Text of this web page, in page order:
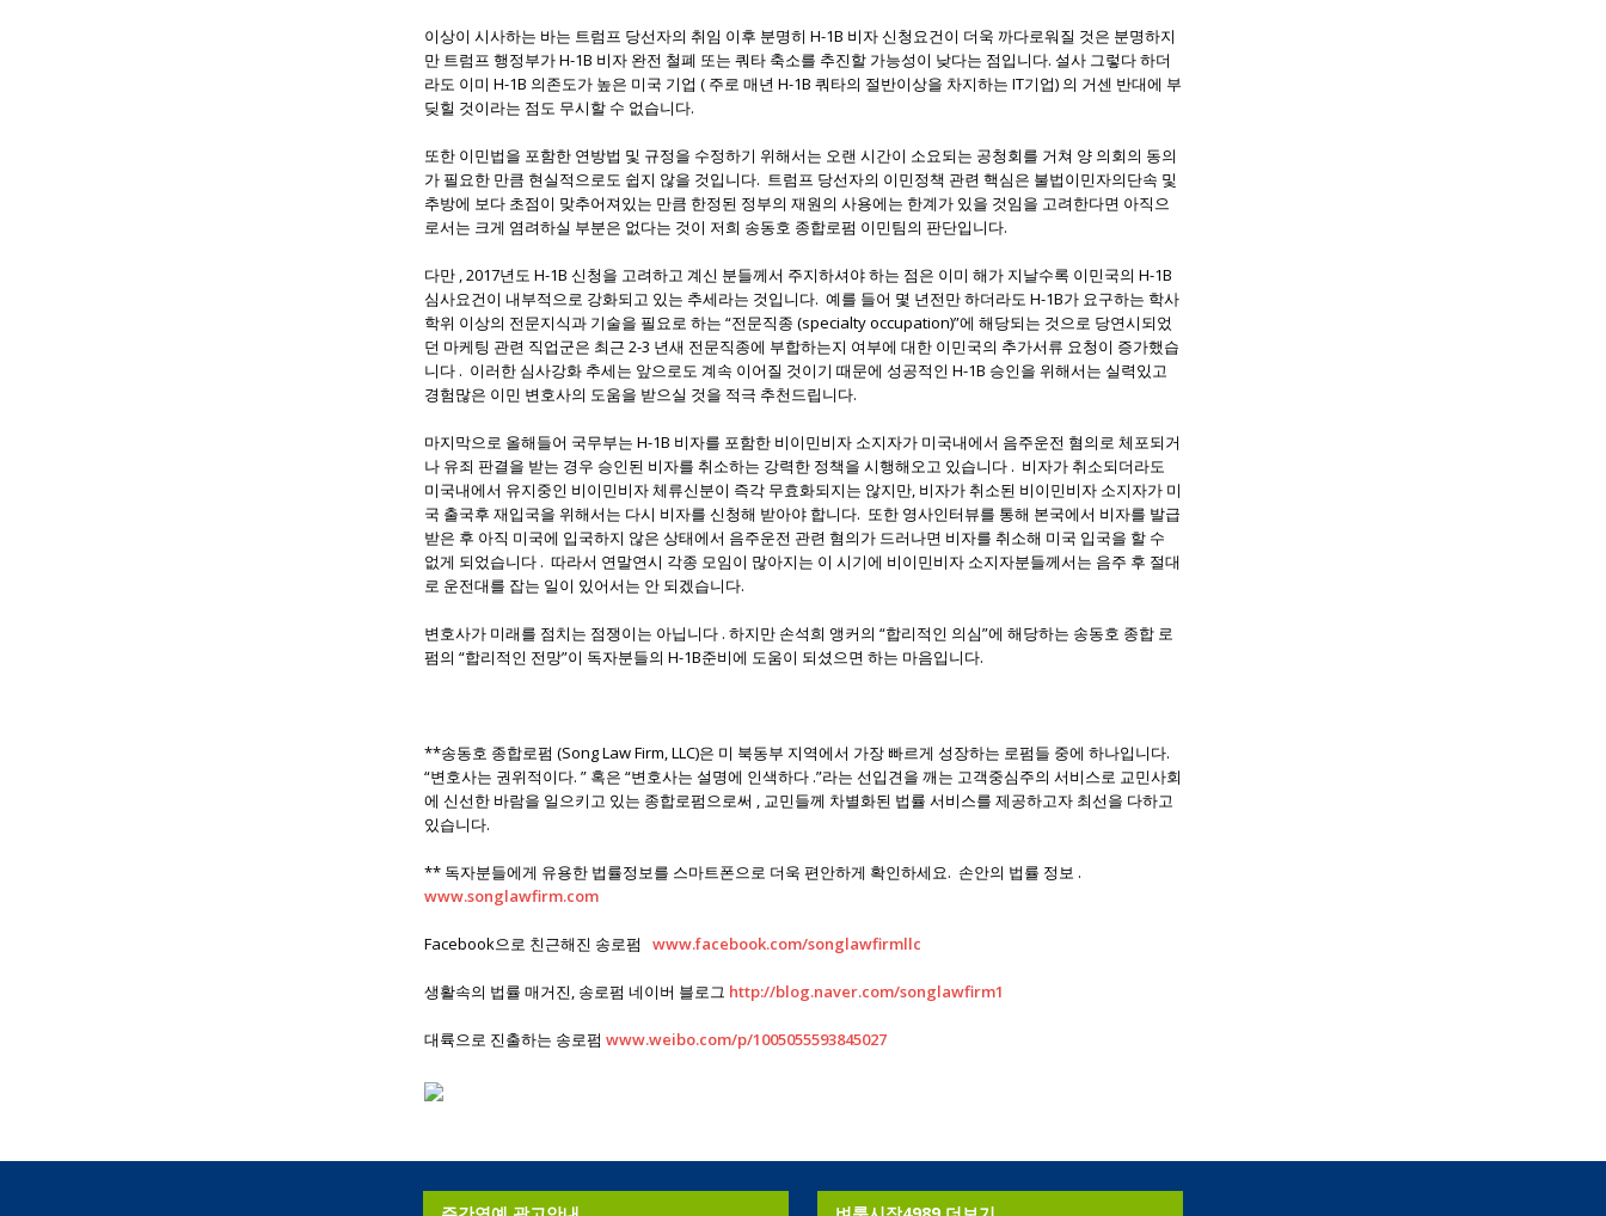
이상이 시사하는 바는 트럼프 당선자의 취임 이후 분명히 H-1B 비자 신청요건이 더욱 까다로워질 것은 분명하지
만 트럼프 행정부가 H-1B 비자 완전 철폐 또는 쿼타 축소를 추진할 가능성이 낮다는 점입니다. 설사 그렇다 하더
라도 이미 H-1B 의존도가 높은 미국 기업 ( 주로 매년 H-1B 쿼타의 절반이상을 차지하는 IT기업) 의 거센 반대에 부
딪힐 것이라는 점도 무시할 수 없습니다.
또한 이민법을 포함한 연방법 및 규정을 수정하기 위해서는 오랜 시간이 소요되는 공청회를 거쳐 양 의회의 동의
가 필요한 만큼 현실적으로도 쉽지 않을 것입니다. 트럼프 당선자의 이민정책 관련 핵심은 불법이민자의단속 및
추방에 보다 초점이 맞추어져있는 만큼 한정된 정부의 재원의 사용에는 한계가 있을 것임을 고려한다면 아직으
로서는 크게 염려하실 부분은 없다는 것이 저희 송동호 종합로펌 이민팀의 판단입니다.
다만 , 2017년도 H-1B 신청을 고려하고 계신 분들께서 주지하셔야 하는 점은 이미 해가 지날수록 이민국의 H-1B
심사요건이 내부적으로 강화되고 있는 추세라는 것입니다. 예를 들어 몇 년전만 하더라도 H-1B가 요구하는 학사
학위 이상의 전문지식과 기술을 필요로 하는 “전문직종 (specialty occupation)”에 해당되는 것으로 당연시되었
던 마케팅 관련 직업군은 최근 2-3 년새 전문직종에 부합하는지 여부에 대한 이민국의 추가서류 요청이 증가했습
니다 . 이러한 심사강화 추세는 앞으로도 계속 이어질 것이기 때문에 성공적인 H-1B 승인을 위해서는 실력있고
경험많은 이민 변호사의 도움을 받으실 것을 적극 추천드립니다.
마지막으로 올해들어 국무부는 H-1B 비자를 포함한 비이민비자 소지자가 미국내에서 음주운전 혐의로 체포되거
나 유죄 판결을 받는 경우 승인된 비자를 취소하는 강력한 정책을 시행해오고 있습니다 . 비자가 취소되더라도
미국내에서 유지중인 비이민비자 체류신분이 즉각 무효화되지는 않지만, 비자가 취소된 비이민비자 소지자가 미
국 출국후 재입국을 위해서는 다시 비자를 신청해 받아야 합니다. 또한 영사인터뷰를 통해 본국에서 비자를 발급
받은 후 아직 미국에 입국하지 않은 상태에서 음주운전 관련 혐의가 드러나면 비자를 취소해 미국 입국을 할 수
없게 되었습니다 . 따라서 연말연시 각종 모임이 많아지는 이 시기에 비이민비자 소지자분들께서는 음주 후 절대
로 운전대를 잡는 일이 있어서는 안 되겠습니다.
변호사가 미래를 점치는 점쟁이는 아닙니다 . 하지만 손석희 앵커의 “합리적인 의심”에 해당하는 송동호 종합 로
펌의 “합리적인 전망”이 독자분들의 H-1B준비에 도움이 되셨으면 하는 마음입니다.
**송동호 종합로펌 (Song Law Firm, LLC)은 미 북동부 지역에서 가장 빠르게 성장하는 로펌들 중에 하나입니다.
“변호사는 권위적이다. ” 혹은 “변호사는 설명에 인색하다 .”라는 선입견을 깨는 고객중심주의 서비스로 교민사회
에 신선한 바람을 일으키고 있는 종합로펌으로써 , 교민들께 차별화된 법률 서비스를 제공하고자 최선을 다하고
있습니다.
** 독자분들에게 유용한 법률정보를 스마트폰으로 더욱 편안하게 확인하세요. 손안의 법률 정보 .
www.songlawfirm.com
Facebook으로 친근해진 송로펌 www.facebook.com/songlawfirmllc
생활속의 법률 매거진, 송로펌 네이버 블로그 http://blog.naver.com/songlawfirm1
대륙으로 진출하는 송로펌 www.weibo.com/p/1005055593845027